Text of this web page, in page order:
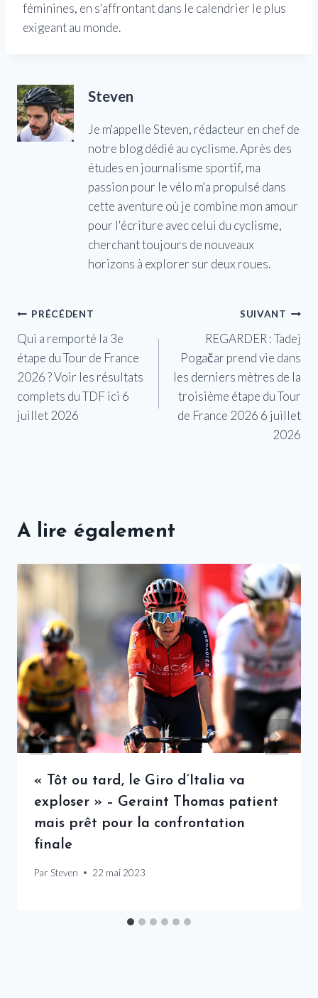
féminines, en s'affrontant dans le calendrier le plus
exigeant au monde.
Steven
Je m'appelle Steven, rédacteur en chef de
notre blog dédié au cyclisme. Après des
études en journalisme sportif, ma
passion pour le vélo m'a propulsé dans
cette aventure où je combine mon amour
pour l'écriture avec celui du cyclisme,
cherchant toujours de nouveaux
horizons à explorer sur deux roues.
Navigation
de
l’article
PRÉCÉDENT
Qui a remporté la 3e
étape du Tour de France
2026 ? Voir les résultats
complets du TDF ici 6
juillet 2026
SUIVANT
REGARDER : Tadej
Pogačar prend vie dans
les derniers mètres de la
troisième étape du Tour
de France 2026 6 juillet
2026
A lire également
« Tôt ou tard, le Giro d’Italia va
exploser » – Geraint Thomas patient
mais prêt pour la confrontation
finale
Par Steven 22 mai 2023